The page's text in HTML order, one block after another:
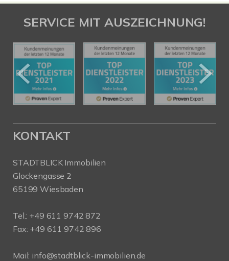
SERVICE MIT AUSZEICHNUNG!
KONTAKT
STADTBLICK Immobilien
Glockengasse 2
65199 Wiesbaden
Tel.: +49 611 9742 872
Fax: +49 611 9742 896
Mail: info@stadtblick-immobilien.de